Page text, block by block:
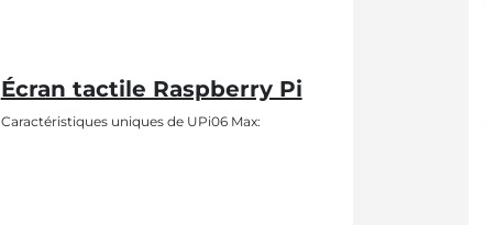
Écran tactile Raspberry Pi
Caractéristiques uniques de UPi06 Max: